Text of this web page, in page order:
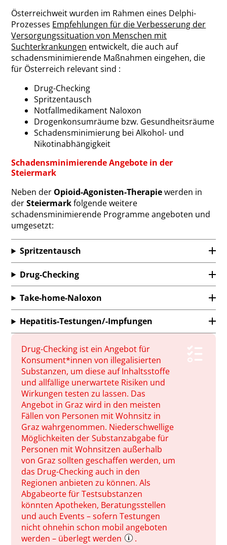
Österreichweit wurden im Rahmen eines Delphi-
Prozesses Empfehlungen für die Verbesserung der
Versorgungssituation von Menschen mit
Suchterkrankungen entwickelt, die auch auf
schadensminimierende Maßnahmen eingehen, die
für Österreich relevant sind :
Drug-Checking
Spritzentausch
Notfallmedikament Naloxon
Drogenkonsumräume bzw. Gesundheitsräume
Schadensminimierung bei Alkohol- und
Nikotinabhängigkeit
Schadensminimierende Angebote in der
Steiermark
Neben der Opioid-Agonisten-Therapiewerden in
derSteiermarkfolgende weitere
schadensminimierende Programme angeboten und
umgesetzt:
Spritzentausch
Drug-Checking
Take-home-Naloxon
Hepatitis-Testungen/-Impfungen
Drug-Checking ist ein Angebot für
Konsument*innen von illegalisierten
Substanzen, um diese auf Inhaltsstoffe
und allfällige unerwartete Risiken und
Wirkungen testen zu lassen. Das
Angebot in Graz wird in den meisten
Fällen von Personen mit Wohnsitz in
Graz wahrgenommen. Niederschwellige
Möglichkeiten der Substanzabgabe für
Personen mit Wohnsitzen außerhalb
von Graz sollten geschaffen werden, um
das Drug-Checking auch in den
Regionen anbieten zu können. Als
Abgabeorte für Testsubstanzen
könnten Apotheken, Beratungsstellen
und auch Events – sofern Testungen
nicht ohnehin schon mobil angeboten
werden – überlegt werden
.